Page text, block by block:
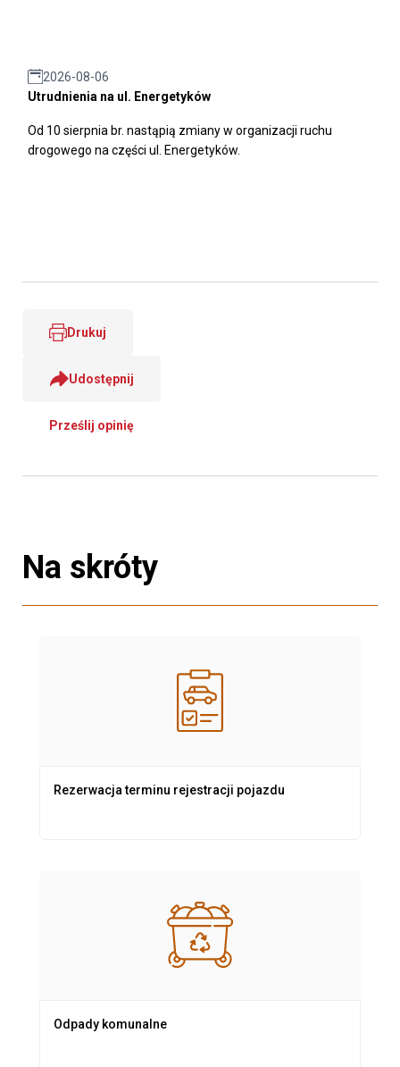
2026-08-06
Utrudnienia na ul. Energetyków
Od 10 sierpnia br. nastąpią zmiany w organizacji ruchu
drogowego na części ul. Energetyków.
Drukuj
Udostępnij
Prześlij opinię
Na skróty
Rezerwacja terminu rejestracji pojazdu
Odpady komunalne